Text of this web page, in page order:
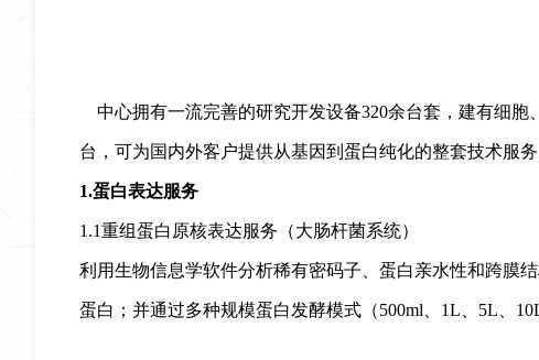
中心拥有一流完善的研究开发设备320余台套，建有细胞
台，可为国内外客户提供从基因到蛋白纯化的整套技术服务
1.蛋白表达服务
1.1重组蛋白原核表达服务（大肠杆菌系统）
利用生物信息学软件分析稀有密码子 蛋白亲水性和跨膜
蛋白 ；并通过多种规模蛋白发酵模式（500ml、 1L、5L、